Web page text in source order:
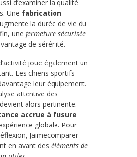
d’examiner la qualité
Une fabrication
la durée de vie du
une fermeture sécurisée
de sérénité.
joue également un
Les chiens sportifs
leur équipement.
attentive des
alors pertinente.
accrue à l’usure
globale. Pour
Jaimecomparer
en avant des éléments de